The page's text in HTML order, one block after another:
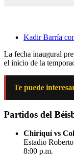
Kadir Barría
La fecha inaugural
el inicio de la
Te puede
Partidos del
Chiriquí vs
Estadio
8:00 p.m.